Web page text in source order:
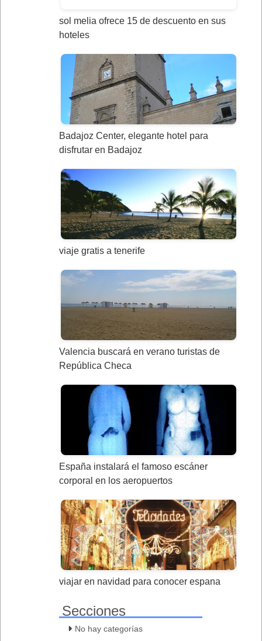
sol melia ofrece 15 de descuento en sus
hoteles
Badajoz Center, elegante hotel para
disfrutar en Badajoz
viaje gratis a tenerife
Valencia buscará en verano turistas de
República Checa
España instalará el famoso escáner
corporal en los aeropuertos
viajar en navidad para conocer espana
Secciones
No hay categorías